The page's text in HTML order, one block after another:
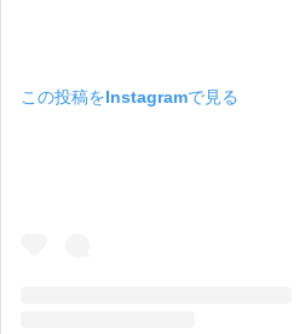
この投稿をInstagramで見る